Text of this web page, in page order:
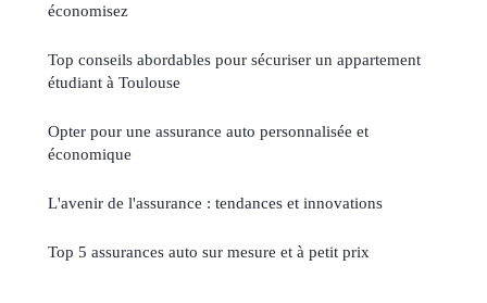
économisez
Top conseils abordables pour sécuriser un appartement
étudiant à Toulouse
Opter pour une assurance auto personnalisée et
économique
L'avenir de l'assurance : tendances et innovations
Top 5 assurances auto sur mesure et à petit prix